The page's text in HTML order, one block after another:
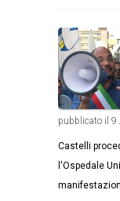
pubblicato il 9
Castelli
l'Ospedale